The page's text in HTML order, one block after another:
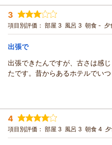
ております。
ご朝食のお料理の量につきまし
さないよう行っておりまして
お客様へはご不便をお掛け致し
よろしくお願いいたします。
これからも、より快適にお過ご
精進して参ります。
またのご利用を心よりお待ち申
投稿者： だいだいさん(男性/40代)
宿泊プラン： 【連泊】【朝食付】2泊
ン！和洋朝食バイキング！1日の活力
宿泊価格帯： 8,001～9,000円(大人一
この度は市原マリンホテルをご
ございます。
お忙しい中今回貴重なご意見
朝食につきましては力を入れて
足のいく内容をご提供
できるよう改善を検討してまい
またのご利用心よりお待ちいた
3
項目別評価： 部屋 3 風呂 3 朝食 - 夕
出張で
出張できたんですが、古さは感
たです。昔からあるホテルでいつ
投稿者： なっちゃんさん(男性/50代)
宿泊プラン： 【じゃらんのお得な10
にも観光にも好立地なホテルで快適な
宿泊価格帯： 7,001～8,000円(大人一
4
項目別評価： 部屋 3 風呂 3 朝食 4